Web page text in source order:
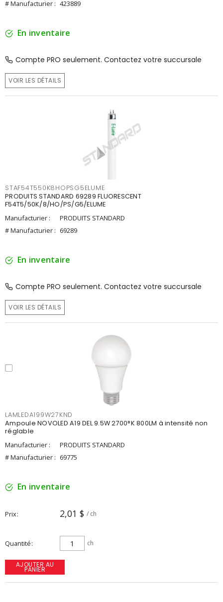
# Manufacturier : 423889
En inventaire
Compte PRO seulement. Contactez votre succursale
VOIR LES DÉTAILS
STAF54T550K8HOPSG5ELUME
PRODUITS STANDARD 69289 FLUORESCENT
F54T5/50K/8/HO/PS/G5/ELUME
Manufacturier :
PRODUITS STANDARD
# Manufacturier : 69289
En inventaire
Compte PRO seulement. Contactez votre succursale
VOIR LES DÉTAILS
LAMLEDA199W27KND
Ampoule NOVOLED A19 DEL 9.5W 2700°K 800LM à intensité non
réglable
Manufacturier :
PRODUITS STANDARD
# Manufacturier : 69775
En inventaire
Prix 2,01 $ / ch
Quantité ch
AJOUTER AU
PANIER